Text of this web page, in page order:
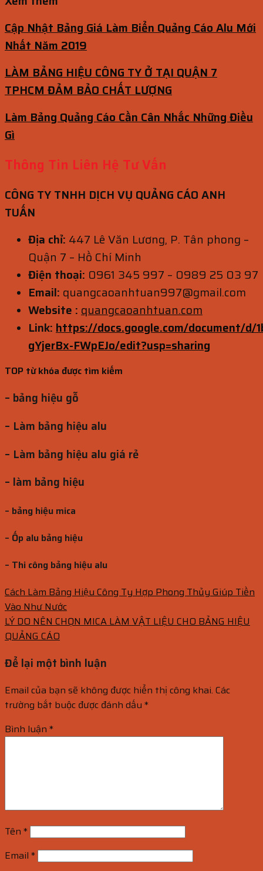
Cập Nhật Bảng Giá Làm Biển Quảng Cáo Alu Mới
Nhất Năm 2019
LÀM BẢNG HIỆU CÔNG TY Ở TẠI QUẬN 7
TPHCM ĐẢM BẢO CHẤT LƯỢNG
Làm Bảng Quảng Cáo Cần Cân Nhắc Những Điều
Gì
Thông Tin Liên Hệ Tư Vấn
CÔNG TY TNHH DỊCH VỤ QUẢNG CÁO ANH
TUẤN
Địa chỉ: 447 Lê Văn Lương, P. Tân phong –
Quận 7 – Hồ Chí Minh
Điện thoại: 0961 345 997 – 0989 25 03 97
Email: quangcaoanhtuan997@gmail.com
Website : quangcaoanhtuan.com
Link: https://docs.google.com/document/d/
gYjerBx-FWpEJo/edit?usp=sharing
TOP từ khóa được tìm kiếm
– bảng hiệu gỗ
– Làm bảng hiệu alu
– Làm bảng hiệu alu giá rẻ
– làm bảng hiệu
– bảng hiệu mica
– Ốp alu bảng hiệu
– Thi công bảng hiệu alu
Cách Làm Bảng Hiệu Công Ty Hợp Phong Thủy Giúp Tiền
Vào Như Nước
LÝ DO NÊN CHỌN MICA LÀM VẬT LIỆU CHO BẢNG HIỆU
QUẢNG CÁO
Để lại một bình luận
Email của bạn sẽ không được hiển thị công khai. Các
trường bắt buộc được đánh dấu *
Bình luận *
Tên *
Email *